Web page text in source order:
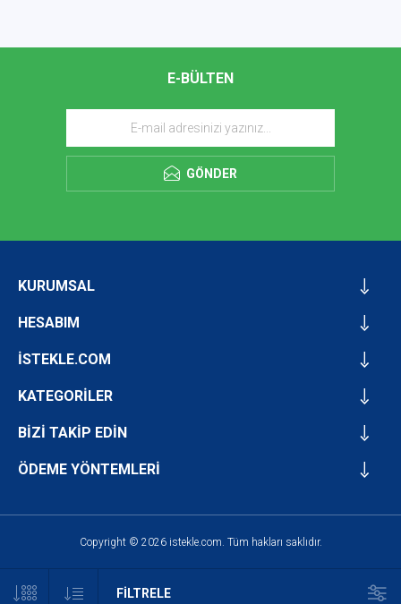
FILTRELE
E-BÜLTEN
GÖNDER
KURUMSAL
HESABIM
İSTEKLE.COM
KATEGORİLER
BİZİ TAKİP EDİN
ÖDEME YÖNTEMLERİ
Copyright © 2026 istekle.com. Tüm hakları saklıdır.